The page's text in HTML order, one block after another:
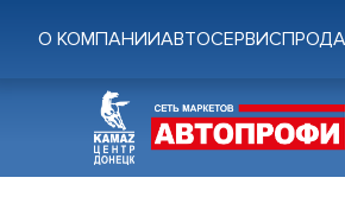
О КОМПАНИИАВТОСЕРВИС